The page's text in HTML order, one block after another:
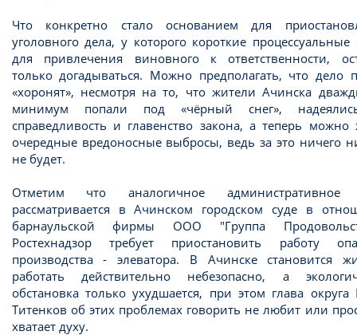
Что конкретно стало основанием для
уголовного дела, у которого короткие процессуальные
для привлечения виновного к ответственности,
только догадываться. Можно предполагать, что дело
«хоронят», несмотря на то, что жители Ачинска
минимум попали под «чёрный снег»,
справедливость и главенство закона, а теперь можно
очередные вредоносные выбросы, ведь за это ничего
не будет.
Отметим что аналогичное административное
рассматривается в Ачинском городском суде в
барнаульской фирмы ООО "Группа
Ростехнадзор требует приостановить работу
производства - элеватора. В Ачинске становится
работать действительно небезопасно, а
обстановка только ухудшается, при этом глава округа
Титенков об этих проблемах говорить не любит или
хватает духу.